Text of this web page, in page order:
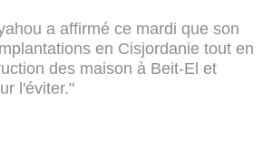
a affirmé ce mardi que son
en Cisjordanie tout en
des maison à Beit-El et
l'éviter."